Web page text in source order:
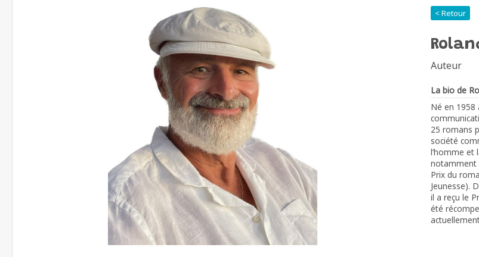
< Retour
Auteur
La bio de
Né en 1958
25 romans
société
l’homme et
notamment
Prix du
Jeunesse).
il a reçu le
été